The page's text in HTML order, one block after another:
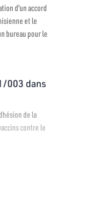
d'un accord
et le
bureau pour le
003 dans
de la
contre le